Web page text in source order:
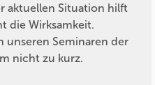
aktuellen Situation hilft
die Wirksamkeit.
unseren Seminaren der
nicht zu kurz.